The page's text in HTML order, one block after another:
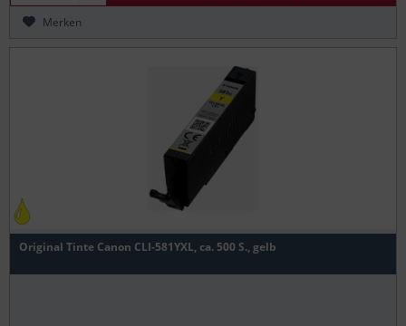
Merken
Original Tinte Canon CLI-581YXL, ca. 500 S., gelb